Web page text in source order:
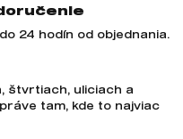
24 hodín od objednania.
štvrtiach, uliciach a
tam, kde to najviac